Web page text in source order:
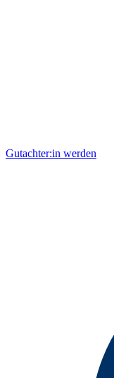
Gutachter:in werden